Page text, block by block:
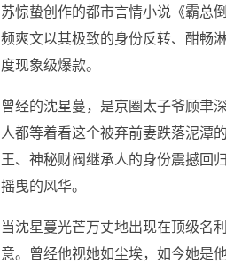
苏惊蛰创作的都市言情小说《霸总
频爽文以其极致的身份反转、酣畅
度现象级爆款。
曾经的沈星蔓，是京圈太子爷顾聿
人都等着看这个被弃前妻跌落泥潭
王、神秘财阀继承人的身份震撼回
摇曳的风华。
当沈星蔓光芒万丈地出现在顶级名
意。曾经他视她如尘埃，如今她是